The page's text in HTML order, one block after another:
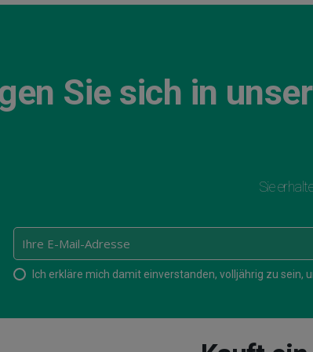
Sie sich in
Sie
Ich erkläre mich damit einverstanden, volljährig zu